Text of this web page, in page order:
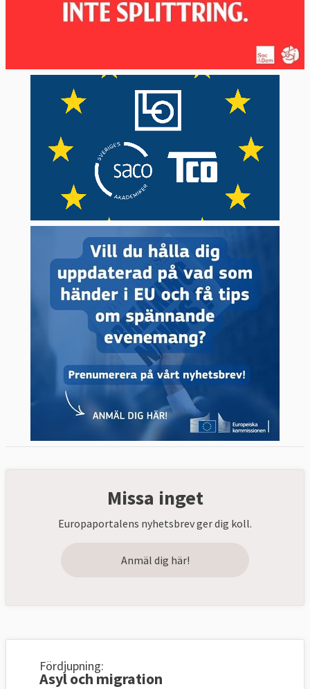
Missa inget
Europaportalens nyhetsbrev ger dig koll.
Anmäl dig här!
Fördjupning:
Asyl och migration